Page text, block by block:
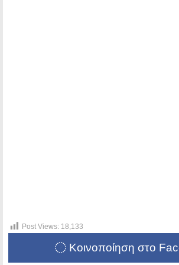
Post Views: 18,133
Κοινοποίηση στο